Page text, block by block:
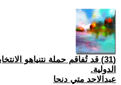
(31) قد تُفاقم حملة نتنياهو
الدولية.
عبدالاحد متي دنحا